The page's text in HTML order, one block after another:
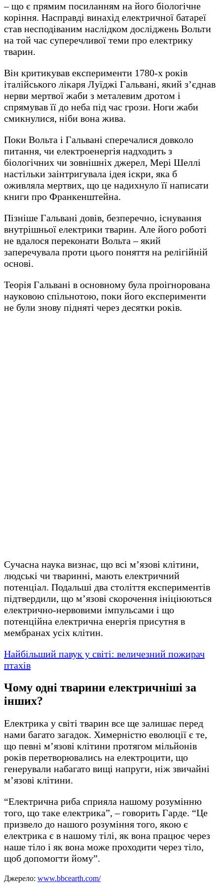
– що є прямим посиланням на його біологічне
коріння. Насправді винахід електричної батареї
став несподіваним наслідком досліджень Вольти
на той час суперечливої ​​теми про електрику
тварин.
Він критикував експерименти 1780-х років
італійського лікаря Луїджі Гальвані, який з’єднав
нерви мертвої жаби з металевим дротом і
спрямував її до неба під час грози. Ноги жаби
смикнулися, ніби вона жива.
Поки Вольта і Гальвані сперечалися довколо
питання, чи електроенергія надходить з
біологічних чи зовнішніх джерел, Мері Шеллі
настільки заінтригувала ідея іскри, яка б
оживляла мертвих, що це надихнуло її написати
книги про Франкенштейна.
Пізніше Гальвані довів, безперечно, існування
внутрішньої електрики тварин. Але його роботі
не вдалося переконати Вольта – який
заперечувала проти цього поняття на релігійній
основі.
Теорія Гальвані в основному була проігнорована
науковою спільнотою, поки його експерименти
не були знову підняті через десятки років.
Сучасна наука визнає, що всі м’язові клітини,
людські чи тваринні, мають електричний
потенціал. Подальші два століття експериментів
підтвердили, що м’язові скорочення ініціюються
електрично-нервовими імпульсами і що
потенційна електрична енергія присутня в
мембранах усіх клітин.
Найбільший павук у світі: величезний пожирач
птахів
Чому одні тварини електричніші за
інших?
Електрика у світі тварин все ще залишає перед
нами багато загадок. Химерністю еволюції є те,
що певні м’язові клітини протягом мільйонів
років перетворювались на електроцити, що
генерували набагато вищі напруги, ніж звичайні
м’язові клітини.
“Електрична риба сприяла нашому розумінню
того, що таке електрика”, – говорить Гарде. “Це
призвело до нашого розуміння того, якою є
електрика є в нашому тілі, як вона працює через
наше тіло і як вона може проходити через тіло,
щоб допомогти йому”.
Джерело: www.bbcearth.com/